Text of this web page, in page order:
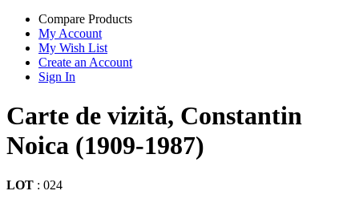
Compare Products
My Account
My Wish List
Create an Account
Sign In
Carte de vizită, Constantin
Noica (1909-1987)
LOT : 024